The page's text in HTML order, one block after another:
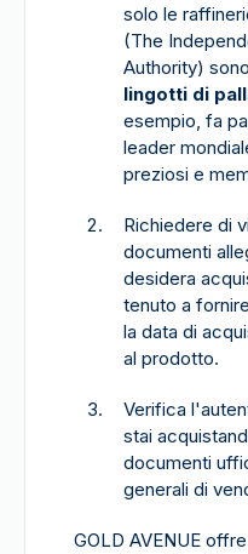
solo le
(The
Authority)
lingotti di
esempio, fa
leader
preziosi e
Richiedere di
documenti
desidera
tenuto a
la data di
al prodotto.
Verifica
stai
documenti
generali di
GOLD AVENUE